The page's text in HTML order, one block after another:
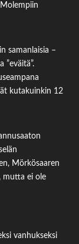
samanlaisia –
”eväitä”.
kutakuinkin 12
Mörkösaaren
mutta ei ole
vanhukseksi